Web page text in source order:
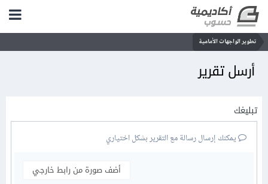
تطوير الواجهات الأمامية
أرسل تقرير
تبليغك
يمكنك إرسال رسالة مع التقرير بشكل اختياري
أضف صورة من رابط خارجي